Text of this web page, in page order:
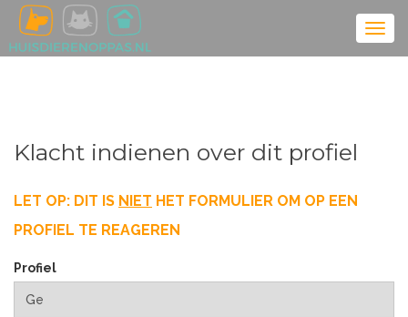
Klacht indienen over dit profiel
LET OP: DIT IS NIET HET FORMULIER OM OP EEN
PROFIEL TE REAGEREN
Profiel